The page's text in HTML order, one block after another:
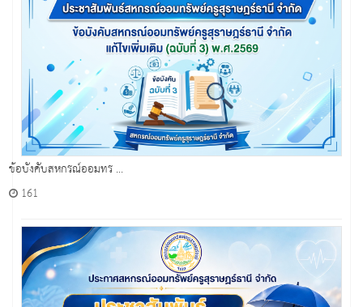
ข้อบังคับสหกรณ์ออมทร ...
161